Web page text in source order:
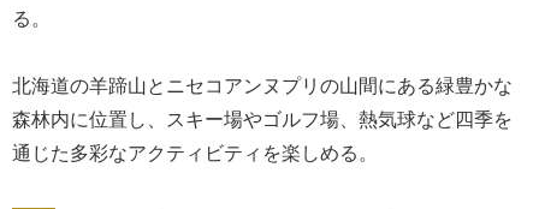
る。
北海道の羊蹄山とニセコアンヌプリの山間にある緑豊かな
森林内に位置し、スキー場やゴルフ場、熱気球など四季を
通じた多彩なアクティビティを楽しめる。